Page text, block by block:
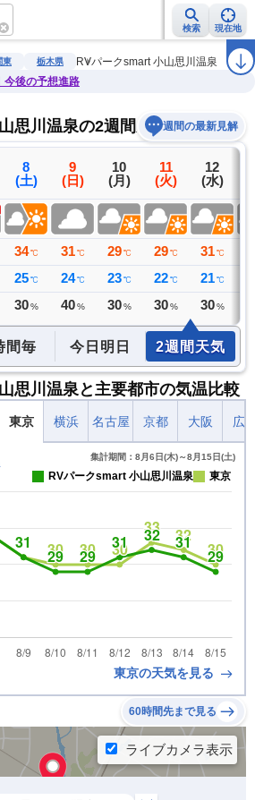
検索 現在地
地震情報 警報・注意報 2週間天気 ラ
東 栃木県
RVパークsmart 小山思川温泉
今後の予想進路
思川温泉の2週間天気予報週間の最新見解
8
(土)
34 ℃
25 ℃
30 %
9
(日)
31 ℃
24 ℃
40 %
10
(月)
29 ℃
23 ℃
30 %
11
(火)
29 ℃
22 ℃
30 %
12
(水)
31 ℃
21 ℃
30 %
間毎 今日明日 2週間天気
思川温泉と主要都市の気温比較
東京 横浜 名古屋 京都 大阪 広
集計期間：8月6日(木)～8月15日(土)
RVパークsmart 小山思川温泉 東京
東京の天気を見る
60時間先まで見る